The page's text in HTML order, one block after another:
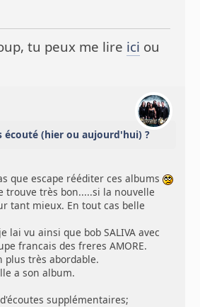
tu peux me lire ici ou
écouté (hier ou aujourd'hui) ?
que escape rééditer ces albums
trouve très bon.....si la nouvelle
tant mieux. En tout cas belle
lai vu ainsi que bob SALIVA avec
francais des freres AMORE.
plus très abordable.
a son album.
supplémentaires;